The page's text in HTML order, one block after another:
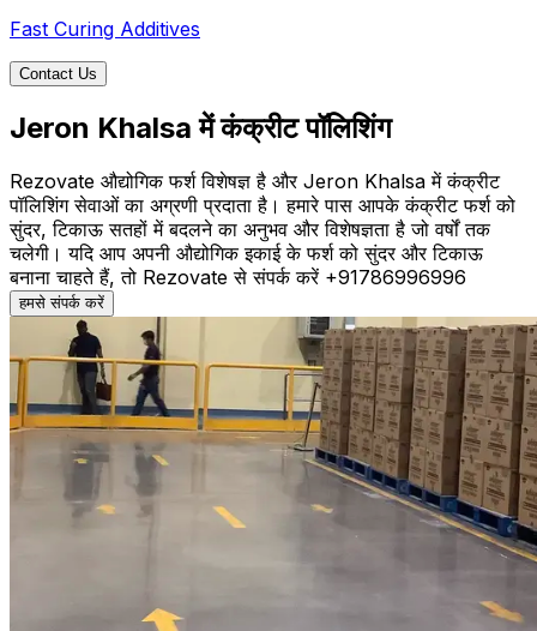
Fast Curing Additives
Contact Us
Jeron Khalsa में कंक्रीट पॉलिशिंग
Rezovate औद्योगिक फर्श विशेषज्ञ है और Jeron Khalsa में कंक्रीट
पॉलिशिंग सेवाओं का अग्रणी प्रदाता है। हमारे पास आपके कंक्रीट फर्श को
सुंदर, टिकाऊ सतहों में बदलने का अनुभव और विशेषज्ञता है जो वर्षों तक
चलेगी। यदि आप अपनी औद्योगिक इकाई के फर्श को सुंदर और टिकाऊ
बनाना चाहते हैं, तो Rezovate से संपर्क करें +91786996996
हमसे संपर्क करें